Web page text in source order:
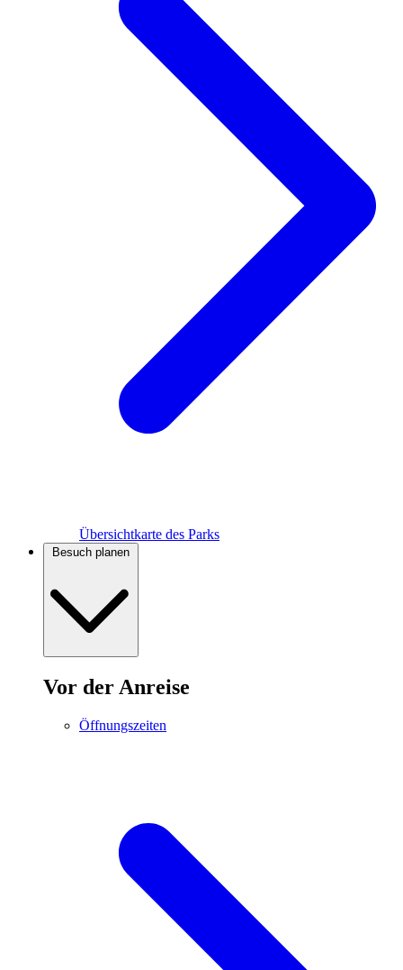
Übersichtkarte des Parks
Besuch planen
Vor der Anreise
Öffnungszeiten